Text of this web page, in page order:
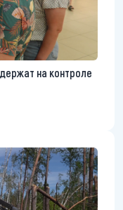
на контроле